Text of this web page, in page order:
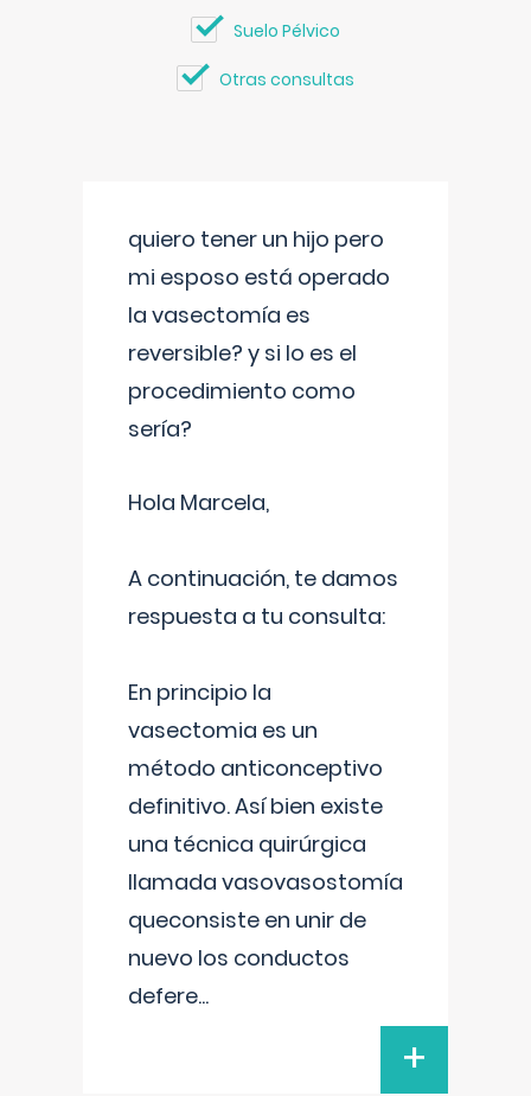
Suelo Pélvico
Otras consultas
quiero tener un hijo pero
mi esposo está operado
la vasectomía es
reversible? y si lo es el
procedimiento como
sería?
Hola Marcela,
A continuación, te damos
respuesta a tu consulta:
En principio la
vasectomia es un
método anticonceptivo
definitivo. Así bien existe
una técnica quirúrgica
llamada vasovasostomía
queconsiste en unir de
nuevo los conductos
defere...
+